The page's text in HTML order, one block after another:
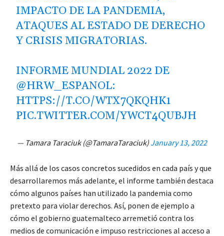
IMPACTO DE LA PANDEMIA,
ATAQUES AL ESTADO DE DERECHO
Y CRISIS MIGRATORIAS.
INFORME MUNDIAL 2022 DE
@HRW_ESPANOL:
HTTPS://T.CO/WTX7QKQHK1
PIC.TWITTER.COM/YWCT4QUBJH
— Tamara Taraciuk (@TamaraTaraciuk) January 13, 2022
Más allá de los casos concretos sucedidos en cada país y que
desarrollaremos más adelante, el informe también destaca
cómo algunos países han utilizado la pandemia como
pretexto para violar derechos. Así, ponen de ejemplo a
cómo el gobierno guatemalteco arremetió contra los
medios de comunicación e impuso restricciones al acceso a